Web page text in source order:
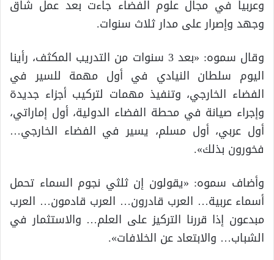
وعربياً في مجال علوم الفضاء جاءت بعد عمل شاق
وجهد وإصرار على مدار ثلاث سنوات.
وقال سموه: «بعد 3 سنوات من التدريب المكثف، رأينا
اليوم سلطان النيادي في أول مهمة للسير في
الفضاء الخارجي، وتنفيذ مهمات لتركيب أجزاء جديدة
وإجراء صيانة في محطة الفضاء الدولية، أول إماراتي،
أول عربي، أول مسلم، يسير في الفضاء الخارجي…
فخورون بذلك».
وأضاف سموه: «يقولون إن ثلثي نجوم السماء تحمل
أسماء عربية… العرب قادرون… العرب قادمون… العرب
مبدعون إذا قررنا التركيز على العلم… والاستثمار في
الشباب… والابتعاد عن الخلافات».